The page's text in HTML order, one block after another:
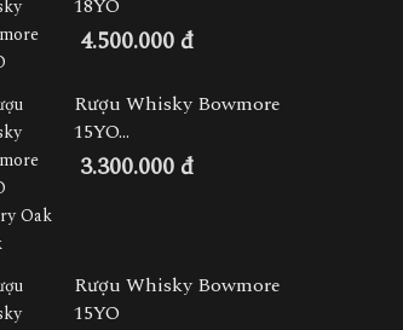
18YO
4.500.000 đ
Rượu Whisky Bowmore
15YO...
3.300.000 đ
Rượu Whisky Bowmore
15YO